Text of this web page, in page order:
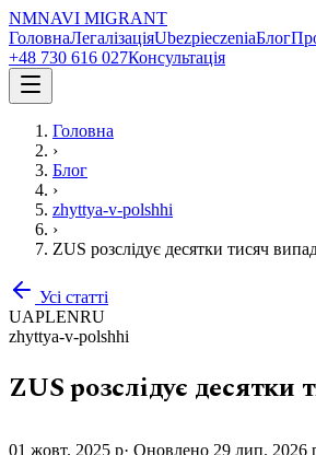
NMNAVI MIGRANT
ГоловнаЛегалізаціяUbezpieczeniaБлог
+48 730 616 027Консультація
Головна
›
Блог
›
zhyttya-v-polshhi
›
ZUS розслідує десятки тисяч
Усі статті
UAPLENRU
zhyttya-v-polshhi
ZUS розслідує
01 жовт. 2025 р· Оновлено 29 лип. 2026